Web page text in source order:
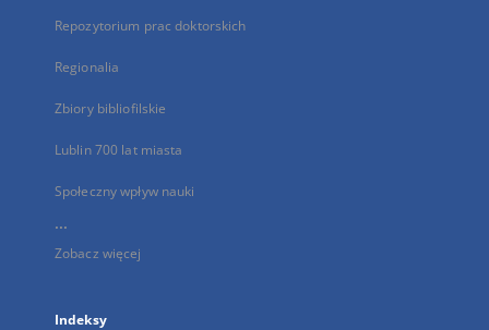
Repozytorium prac doktorskich
Regionalia
Zbiory bibliofilskie
Lublin 700 lat miasta
Społeczny wpływ nauki
...
Zobacz więcej
Indeksy